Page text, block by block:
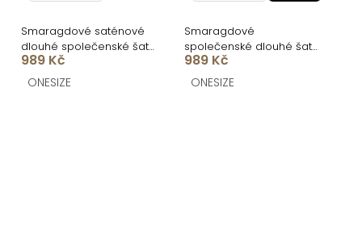
Smaragdové saténové
dlouhé společenské šaty
CELESTIA s vlečkou
989 Kč
ONESIZE
Smaragdové
společenské dlouhé šaty
BELUNA
989 Kč
ONESIZE